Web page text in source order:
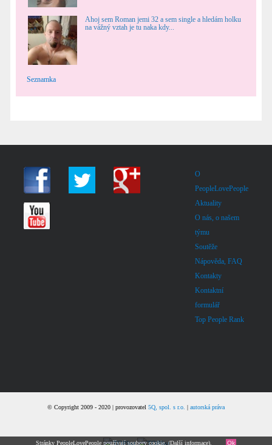
Ahoj sem Roman jemi 32 a sem single a hledám holku
na vážný vztah je tu naka kdy...
Seznamka
O
PeopleLovePeople
Aktuality
O nás, o našem
týmu
Soutěže
Nápověda, FAQ
Kontakty
Kontaktní
formulář
Top People Rank
© Copyright 2009 - 2020 | provozovatel 5Q, spol. s r.o. | autorská práva
Stránky PeopleLovePeople používají soubory cookie. (Další informace). Ok